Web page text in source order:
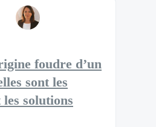
foudre d’un
sont les
les solutions